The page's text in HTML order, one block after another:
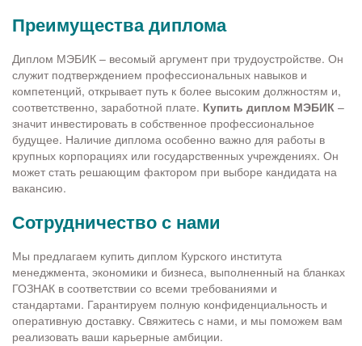
Преимущества диплома
Диплом МЭБИК – весомый аргумент при трудоустройстве. Он
служит подтверждением профессиональных навыков и
компетенций, открывает путь к более высоким должностям и,
соответственно, заработной плате. Купить диплом МЭБИК –
значит инвестировать в собственное профессиональное
будущее. Наличие диплома особенно важно для работы в
крупных корпорациях или государственных учреждениях. Он
может стать решающим фактором при выборе кандидата на
вакансию.
Сотрудничество с нами
Мы предлагаем купить диплом Курского института
менеджмента, экономики и бизнеса, выполненный на бланках
ГОЗНАК в соответствии со всеми требованиями и
стандартами. Гарантируем полную конфиденциальность и
оперативную доставку. Свяжитесь с нами, и мы поможем вам
реализовать ваши карьерные амбиции.